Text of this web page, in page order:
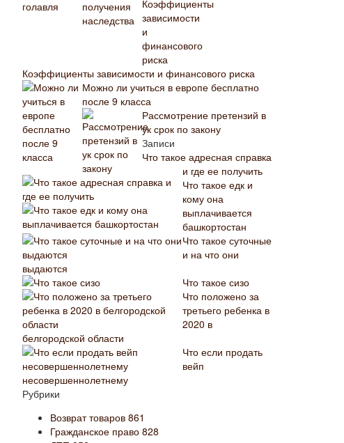
Коэффициенты зависимости и финансового риска
Можно ли учиться в европе бесплатно
после 9 класса
Рассмотрение претензий в
ук срок по закону
Записи
Что такое адресная справка
и где ее получить
Что такое едк и
кому она
выплачивается
башкортостан
Что такое суточные
и на что они
выдаются
Что такое сизо
Что положено за
третьего ребенка в
2020 в
белгородской области
Что если продать
вейп
несовершеннолетнему
Рубрики
Возврат товаров 861
Гражданское право 828